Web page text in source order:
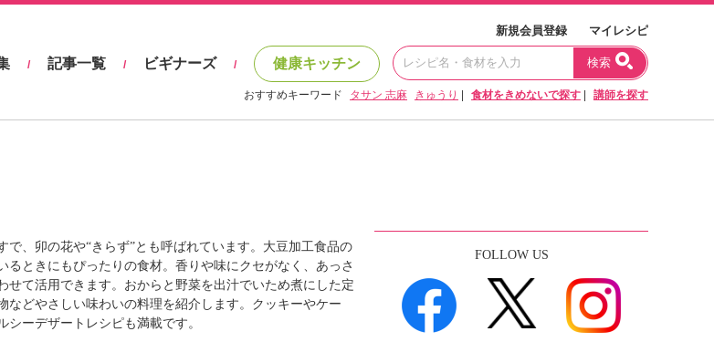
新規会員登録 マイレシピ
/ 記事一覧 / ビギナーズ / 健康キッチン 検索
おすすめキーワード タサン 志麻 きゅうり 食材をきめないで探す 講師を探す
で、卯の花や“きらず”とも呼ばれています。大豆加工食品の
ときにもぴったりの食材。香りや味にクセがなく、あっさ
せて活用できます。おからと野菜を出汁でいため煮にした定
などやさしい味わいの料理を紹介します。クッキーやケー
ーデザートレシピも満載です。
FOLLOW US